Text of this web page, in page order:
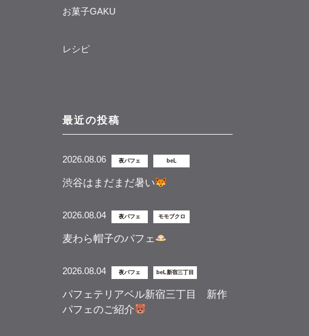
お菓子GAKU
レシピ
最近の投稿
2026.08.06 夜パフェ beL
渋谷はまだまだ暑い
2026.08.04 夜パフェ モモブクロ
麦わら帽子のパフェ
2026.08.04 夜パフェ beL新宿三丁目
パフェテリアベル新宿三丁目 新作
パフェのご紹介